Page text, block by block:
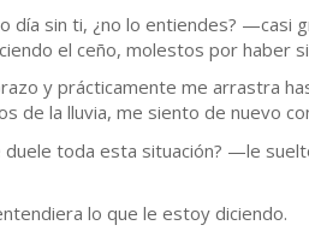
día sin ti, ¿no lo entiendes? —casi
el ceño, molestos por haber
y prácticamente me arrastra
de la lluvia, me siento de nuevo
toda esta situación? —le
lo que le estoy diciendo.